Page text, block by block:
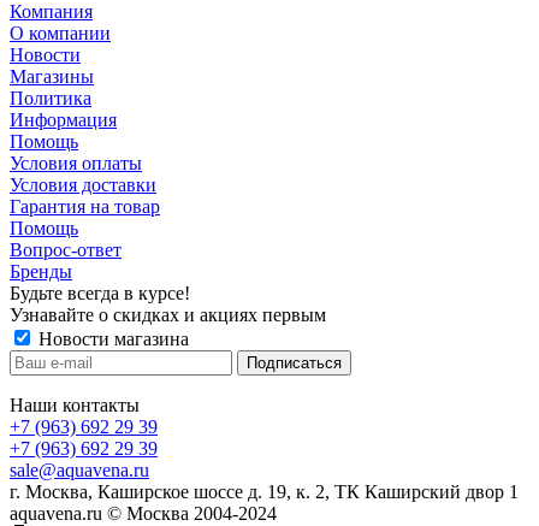
Компания
О компании
Новости
Магазины
Политика
Информация
Помощь
Условия оплаты
Условия доставки
Гарантия на товар
Помощь
Вопрос-ответ
Бренды
Будьте всегда в курсе!
Узнавайте о скидках и акциях первым
Новости магазина
Наши контакты
+7 (963) 692 29 39
+7 (963) 692 29 39
sale@aquavena.ru
г. Москва, Каширское шоссе д. 19, к. 2, ТК Каширский двор 1
aquavena.ru © Москва 2004-2024